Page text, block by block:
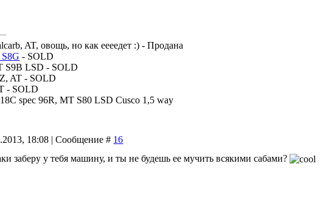
AT, овощь, но как еееедет :) - Продана
- SOLD
S9B LSD - SOLD
AT - SOLD
- SOLD
spec 96R, MT S80 LSD Cusco 1,5 way
18:08 | Сообщение # 16
заберу у тебя машину, и ты не будешь ее мучить всякими сабами?